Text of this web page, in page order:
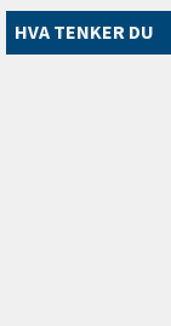
HVA TENKER DU